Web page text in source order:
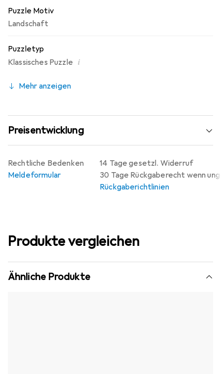
Puzzle Motiv
Landschaft
Puzzletyp
Klassisches Puzzle i
Mehr anzeigen
Preisentwicklung
14 Tage gesetzl. Widerruf
30 Tage Rückgaberecht wenn
Rückgaberichtlinien
Rechtliche Bedenken
Meldeformular
Produkte vergleichen
Ähnliche Produkte